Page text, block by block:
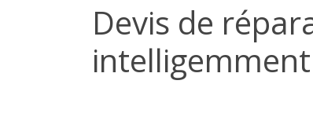
Devis de
intelligemment